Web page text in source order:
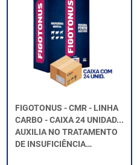
FIGOTONUS - CMR - LINHA
CARBO - CAIXA 24 UNIDAD...
AUXILIA NO TRATAMENTO
DE INSUFICIÊNCIA